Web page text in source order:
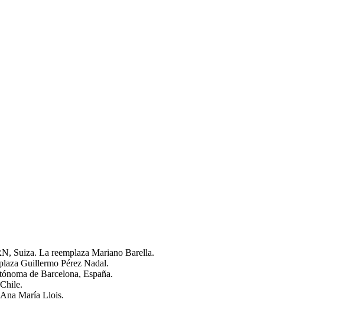
Suiza. La reemplaza Mariano Barella.
Guillermo Pérez Nadal.
de Barcelona, España.
María Llois.